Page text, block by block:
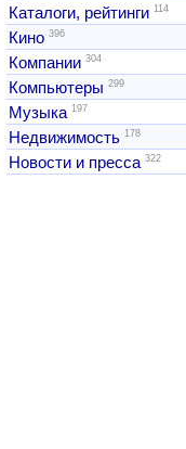
Каталоги, рейтинги 114
Кино 396
Компании 304
Компьютеры 299
Музыка 197
Недвижимость 178
Новости и пресса 322